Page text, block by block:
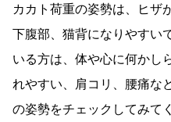
カカト荷重の姿勢は、ヒザ
下腹部、猫背になりやすい
いる方は、体や心に何かし
れやすい、肩コリ、腰痛な
の姿勢をチェックしてみて